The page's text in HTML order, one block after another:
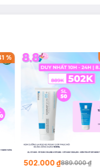
%
502.000 ₫889.000 ₫